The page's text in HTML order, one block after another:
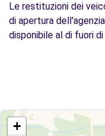
Le restituzioni dei
di apertura
disponibile al di fuori
+